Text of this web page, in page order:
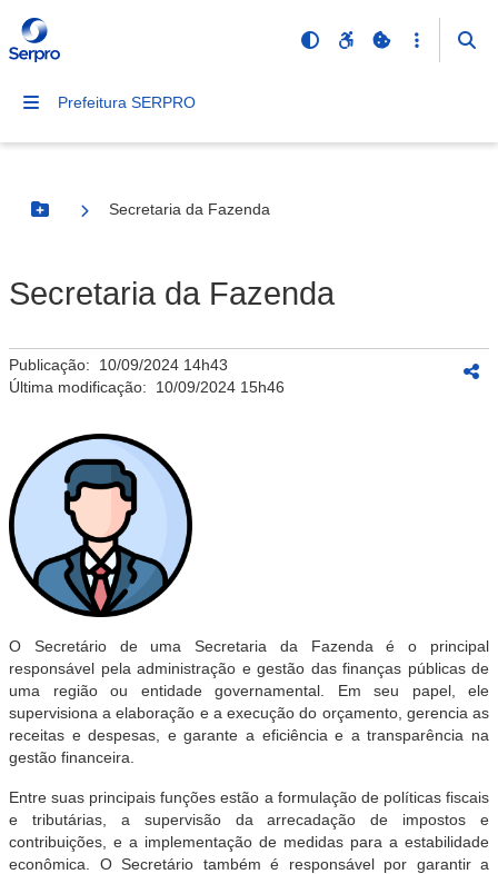
Prefeitura SERPRO
Botão Menu
Secretaria da Fazenda
Secretaria da Fazenda
Publicação: 10/09/2024 14h43
Última modificação: 10/09/2024 15h46
O Secretário de uma Secretaria da Fazenda é o principal
responsável pela administração e gestão das finanças públicas de
uma região ou entidade governamental. Em seu papel, ele
supervisiona a elaboração e a execução do orçamento, gerencia as
receitas e despesas, e garante a eficiência e a transparência na
gestão financeira.
Entre suas principais funções estão a formulação de políticas fiscais
e tributárias, a supervisão da arrecadação de impostos e
contribuições, e a implementação de medidas para a estabilidade
econômica. O Secretário também é responsável por garantir a